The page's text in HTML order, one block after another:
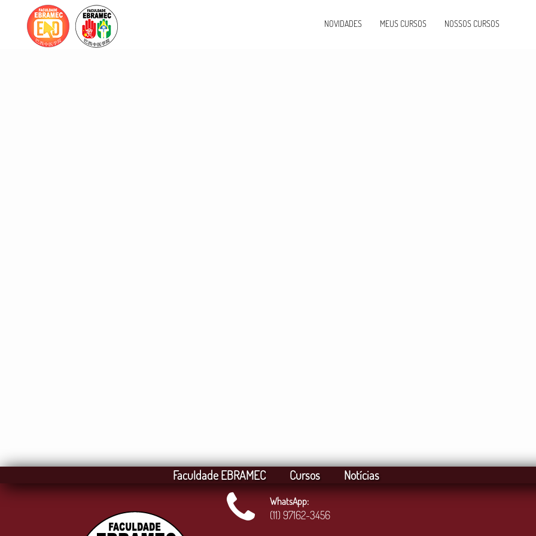
NOVIDADES MEUS CURSOS NOSSOS CURSOS
Faculdade EBRAMEC Cursos Notícias
WhatsApp:
(11) 97162-3456